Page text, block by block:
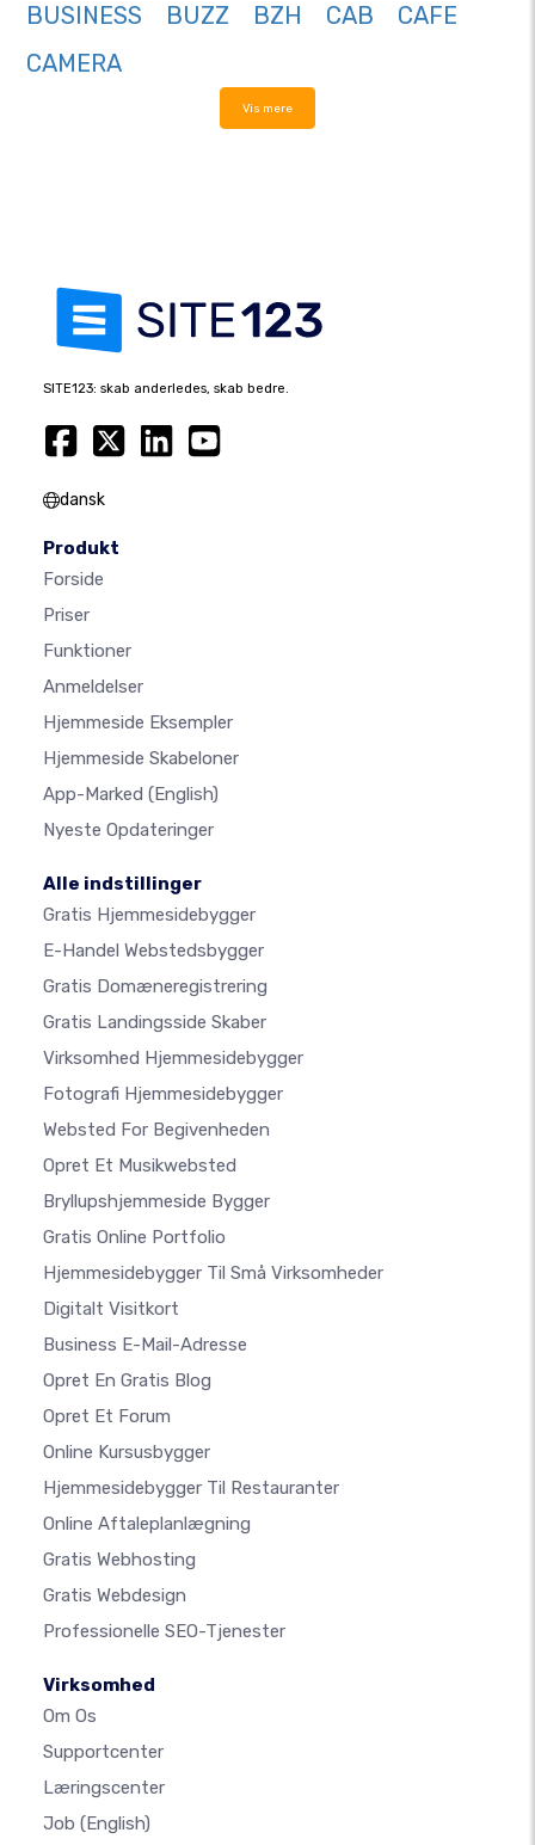
BUSINESS
BUZZ BZH CAB
CAFE
CAMERA
Vis mere
SITE123: skab anderledes, skab bedre.
dansk
Produkt
Forside
Priser
Funktioner
Anmeldelser
Hjemmeside Eksempler
Hjemmeside Skabeloner
App-Marked (English)
Nyeste Opdateringer
Alle indstillinger
Gratis Hjemmesidebygger
E-Handel Webstedsbygger
Gratis Domæneregistrering
Gratis Landingsside Skaber
Virksomhed Hjemmesidebygger
Fotografi Hjemmesidebygger
Websted For Begivenheden
Opret Et Musikwebsted
Bryllupshjemmeside Bygger
Gratis Online Portfolio
Hjemmesidebygger Til Små Virksomheder
Digitalt Visitkort
Business E-Mail-Adresse
Opret En Gratis Blog
Opret Et Forum
Online Kursusbygger
Hjemmesidebygger Til Restauranter
Online Aftaleplanlægning
Gratis Webhosting
Gratis Webdesign
Professionelle SEO-Tjenester
Virksomhed
Om Os
Supportcenter
Læringscenter
Job (English)